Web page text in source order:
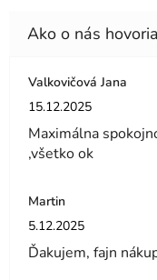
Valkovičová Jana
Hodnotenie obchodu
15.12.2025
Maximálna
,všetko ok
Martin
Hodnotenie obchodu je
5.12.2025
Ďakujem, fajn